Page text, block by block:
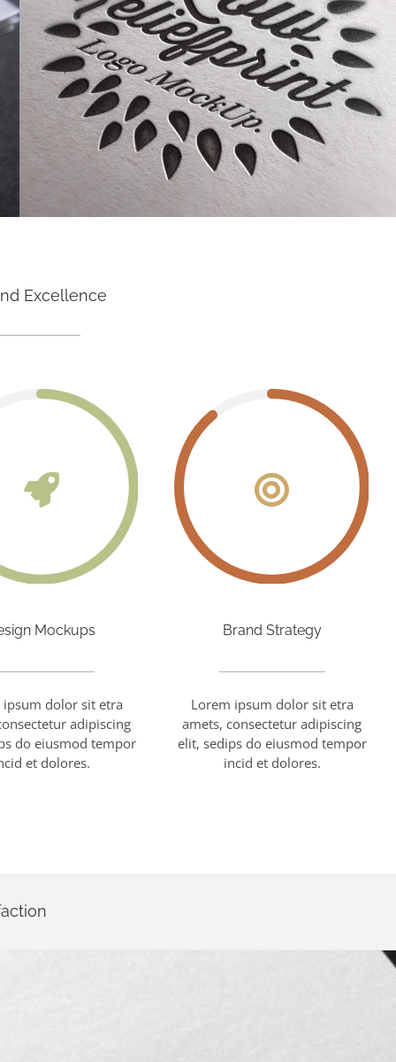
Excellence
Mockups
dolor sit etra
adipiscing
do eiusmod tempor
et dolores.
Brand Strategy
Lorem ipsum dolor sit etra
amets, consectetur adipiscing
elit, sedips do eiusmod tempor
incid et dolores.